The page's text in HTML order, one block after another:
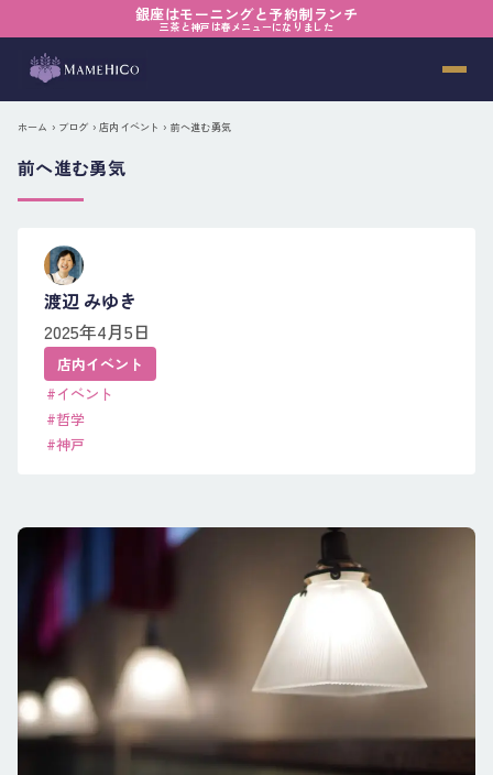
銀座はモーニングと予約制ランチ
三茶と神戸は春メニューになりました
ホーム › ブログ ›店内イベント › 前へ進む勇気
前へ進む勇気
渡辺 みゆき
2025年4月5日
店内イベント
#イベント
#哲学
#神戸